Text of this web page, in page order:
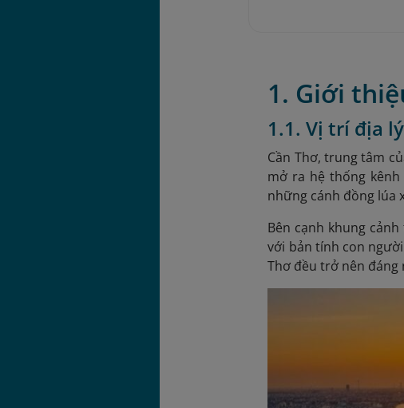
1. Giới
1.1. Vị trí địa
Cần Thơ, trung tâm
mở ra hệ thống
những cánh đồng lúa
Bên cạnh khung
với bản tính con
Thơ đều trở nên đáng